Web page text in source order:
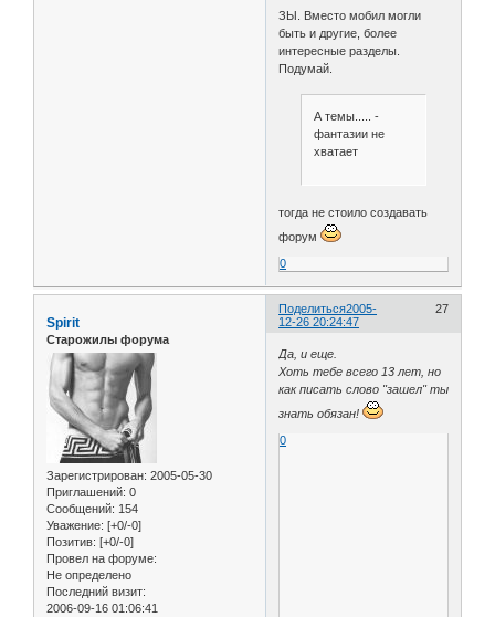
ЗЫ. Вместо мобил могли
быть и другие, более
интересные разделы.
Подумай.
А темы..... -
фантазии не
хватает
тогда не стоило создавать
форум
0
Поделиться 27
2005-
12-26 20:24:47
Spirit
Старожилы форума
Зарегистрирован: 2005-05-30
Приглашений: 0
Сообщений: 154
Уважение: [+0/-0]
Позитив: [+0/-0]
Провел на форуме:
Не определено
Последний визит:
2006-09-16 01:06:41
Да, и еще.
Хоть тебе всего 13 лет, но
как писать слово "зашел" ты
знать обязан!
0